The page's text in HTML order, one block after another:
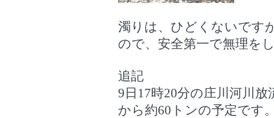
濁りは、ひどくないです
ので、安全第一で無理を
追記
9日17時20分の庄川河川
から約60トンの予定です